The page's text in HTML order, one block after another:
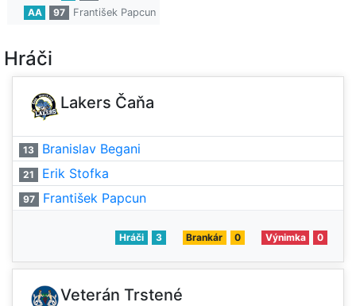
AA
97 František Papcun
Hráči
Lakers Čaňa
13 Branislav Begani
21 Erik Stofka
97 František Papcun
Hráči 3 Brankár 0 Výnimka 0
Veterán Trstené